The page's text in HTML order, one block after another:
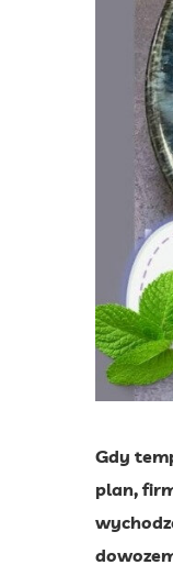
Gdy
plan,